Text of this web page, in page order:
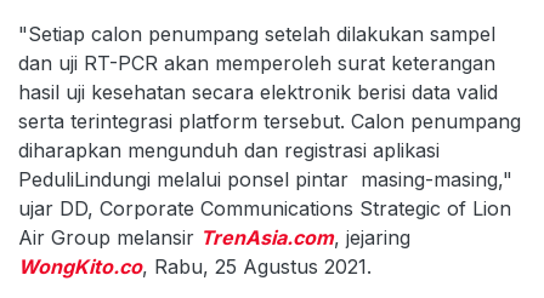
"Setiap calon penumpang setelah dilakukan sampel
dan uji RT-PCR akan memperoleh surat keterangan
hasil uji kesehatan secara elektronik berisi data valid
serta terintegrasi platform tersebut. Calon penumpang
diharapkan mengunduh dan registrasi aplikasi
PeduliLindungi melalui ponsel pintar masing-masing,"
ujar DD, Corporate Communications Strategic of Lion
Air Group melansir TrenAsia.com, jejaring
WongKito.co, Rabu, 25 Agustus 2021.